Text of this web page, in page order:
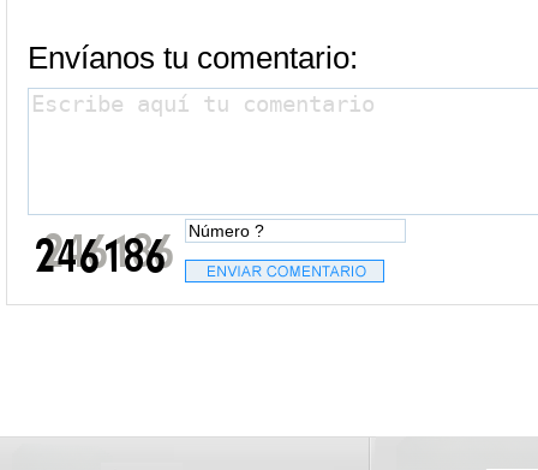
Envíanos tu comentario: